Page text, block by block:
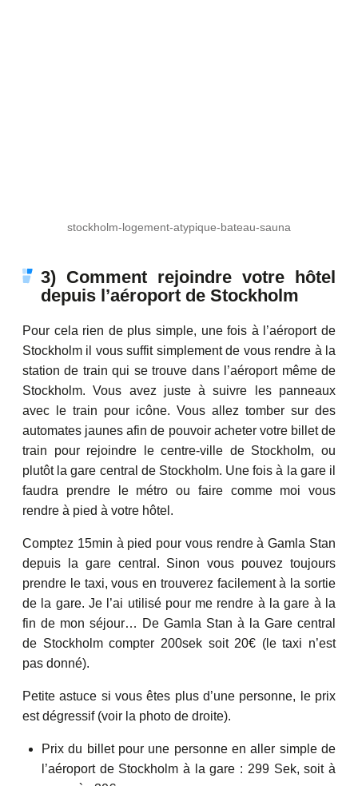
stockholm-logement-atypique-bateau-sauna
3) Comment rejoindre votre hôtel
depuis l’aéroport de Stockholm
Pour cela rien de plus simple, une fois à l’aéroport de
Stockholm il vous suffit simplement de vous rendre à la
station de train qui se trouve dans l’aéroport même de
Stockholm. Vous avez juste à suivre les panneaux
avec le train pour icône. Vous allez tomber sur des
automates jaunes afin de pouvoir acheter votre billet de
train pour rejoindre le centre-ville de Stockholm, ou
plutôt la gare central de Stockholm. Une fois à la gare il
faudra prendre le métro ou faire comme moi vous
rendre à pied à votre hôtel.
Comptez 15min à pied pour vous rendre à Gamla Stan
depuis la gare central. Sinon vous pouvez toujours
prendre le taxi, vous en trouverez facilement à la sortie
de la gare. Je l’ai utilisé pour me rendre à la gare à la
fin de mon séjour… De Gamla Stan à la Gare central
de Stockholm compter 200sek soit 20€ (le taxi n’est
pas donné).
Petite astuce si vous êtes plus d’une personne, le prix
est dégressif (voir la photo de droite).
Prix du billet pour une personne en aller simple de
l’aéroport de Stockholm à la gare : 299 Sek, soit à